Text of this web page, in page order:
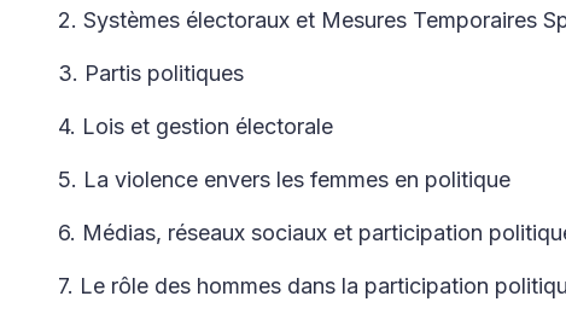
2. Systèmes électoraux et Mesures Temporaires
3. Partis politiques
4. Lois et gestion électorale
5. La violence envers les femmes en politique
6. Médias, réseaux sociaux et participation
7. Le rôle des hommes dans la participation